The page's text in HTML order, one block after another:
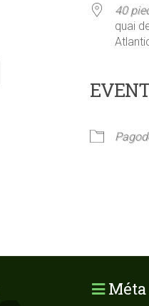
Calendrier Google
40
quai
Méta